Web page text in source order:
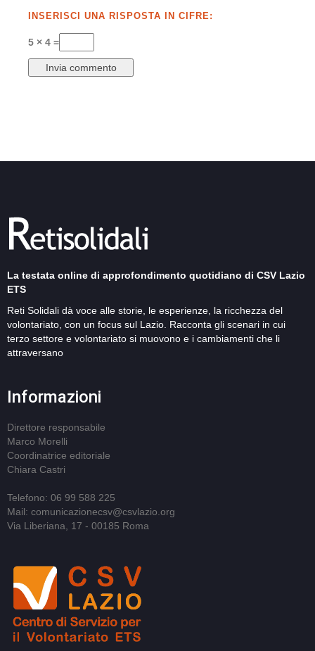
INSERISCI UNA RISPOSTA IN CIFRE:
5 × 4 =
La testata online di approfondimento quotidiano di CSV Lazio
ETS
Reti Solidali dà voce alle storie, le esperienze, la ricchezza del
volontariato, con un focus sul Lazio. Racconta gli scenari in cui
terzo settore e volontariato si muovono e i cambiamenti che li
attraversano
Informazioni
Direttore responsabile
Marco Morelli
Coordinatrice editoriale
Chiara Castri
Telefono: 06 99 588 225
Mail: comunicazionecsv@csvlazio.org
Via Liberiana, 17 - 00185 Roma